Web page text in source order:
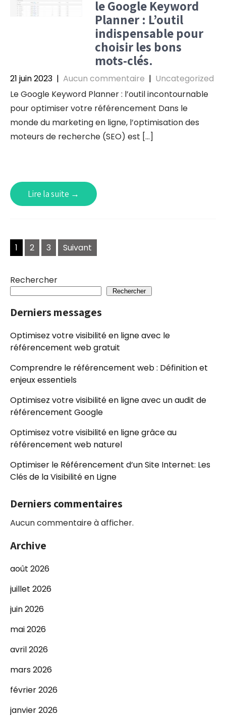
le Google Keyword
Planner : L’outil
indispensable pour
choisir les bons
mots-clés.
21 juin 2023 | Aucun commentaire | Uncategorized
Le Google Keyword Planner : l’outil incontournable
pour optimiser votre référencement Dans le
monde du marketing en ligne, l’optimisation des
moteurs de recherche (SEO) est […]
Lire la suite →
Navigation
des
articles
1 2 3 Suivant
Rechercher
Rechercher
Derniers messages
Optimisez votre visibilité en ligne avec le
référencement web gratuit
Comprendre le référencement web : Définition et
enjeux essentiels
Optimisez votre visibilité en ligne avec un audit de
référencement Google
Optimisez votre visibilité en ligne grâce au
référencement web naturel
Optimiser le Référencement d’un Site Internet: Les
Clés de la Visibilité en Ligne
Derniers commentaires
Aucun commentaire à afficher.
Archive
août 2026
juillet 2026
juin 2026
mai 2026
avril 2026
mars 2026
février 2026
janvier 2026